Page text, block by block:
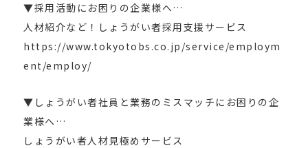
▼採用活動にお困りの企業様へ…
人材紹介など！しょうがい者採用支援サービス
https://www.tokyotobs.co.jp/service/employm
ent/employ/
▼しょうがい者社員と業務のミスマッチにお困りの企
業様へ…
しょうがい者人材見極めサービス